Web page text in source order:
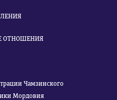
ОТНОШЕНИЯ
Чамзинского
Мордовия